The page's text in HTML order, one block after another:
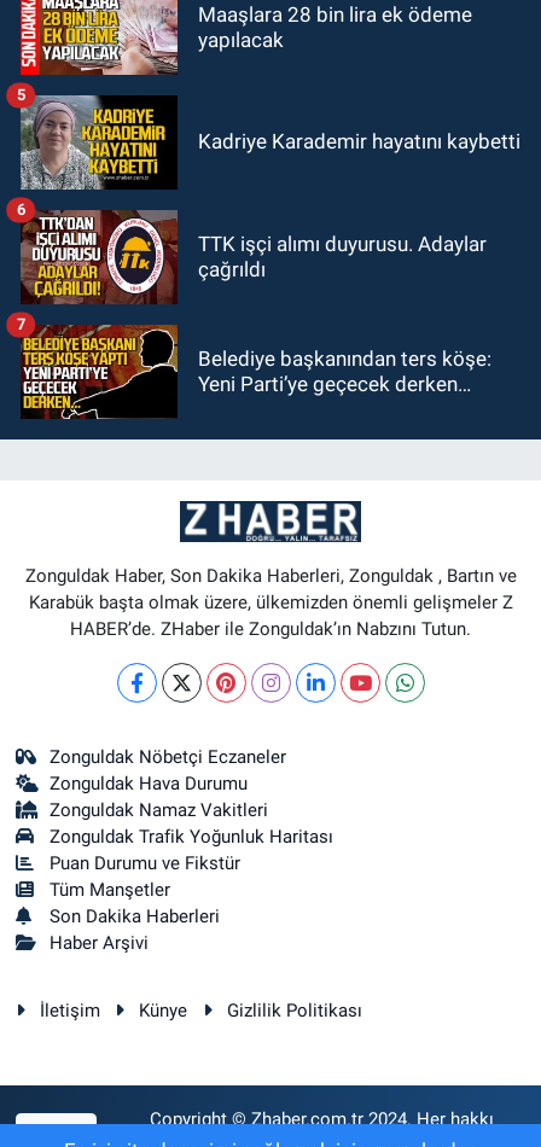
Maaşlara 28 bin lira ek ödeme
yapılacak
Kadriye Karademir hayatını kaybetti
5
TTK işçi alımı duyurusu. Adaylar
çağrıldı
6
Belediye başkanından ters köşe:
Yeni Parti’ye geçecek derken…
7
Zonguldak Haber, Son Dakika Haberleri, Zonguldak , Bartın ve
Karabük başta olmak üzere, ülkemizden önemli gelişmeler Z
HABER’de. ZHaber ile Zonguldak’ın Nabzını Tutun.
Zonguldak Nöbetçi Eczaneler
Zonguldak Hava Durumu
Zonguldak Namaz Vakitleri
Zonguldak Trafik Yoğunluk Haritası
Puan Durumu ve Fikstür
Tüm Manşetler
Son Dakika Haberleri
Haber Arşivi
İletişim Künye Gizlilik Politikası
Copyright © Zhaber.com.tr 2024. Her hakkı